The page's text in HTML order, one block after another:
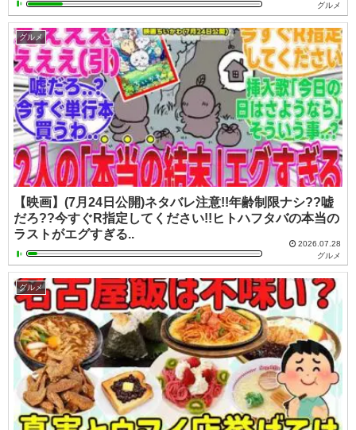
グルメ
グルメ
【映画】(7月24日公開)ネタバレ注意!!年齢制限ナシ??嘘
だろ??今すぐR指定してください!!ヒトハフタバの本当の
ラストがエグすぎる..
2026.07.28
グルメ
グルメ